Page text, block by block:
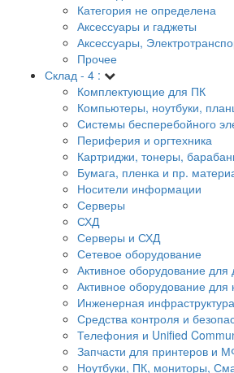
Категория не определена
Аксессуары и гаджеты
Аксессуары,
Прочее
Склад - 4 :
Комплектующие для ПК
Компьютеры, ноутбуки,
Системы бесперебойного
Периферия и оргтехника
Картриджи, тонеры,
Бумага, пленка и пр.
Носители информации
Серверы
СХД
Серверы и СХД
Сетевое оборудование
Активное оборудование
Активное оборудование для
Инженерная инфраструктура
Средства контроля и
Телефония и Unified
Запчасти для принтеров и
Ноутбуки, ПК, мониторы,